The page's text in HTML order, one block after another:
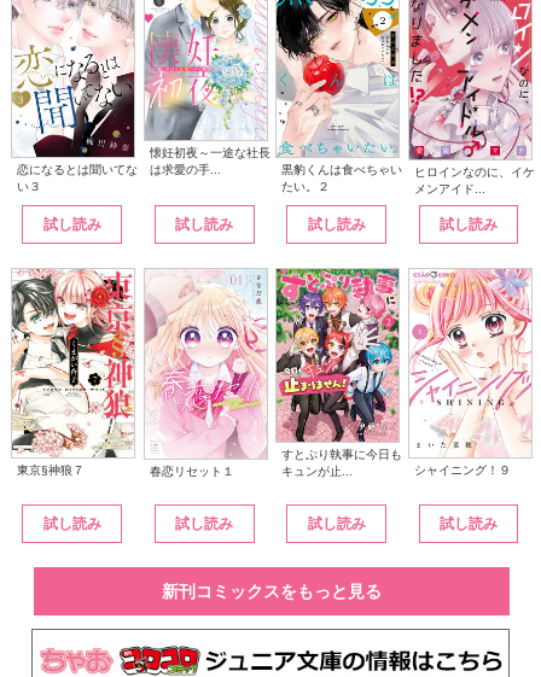
恋になるとは聞いてな
い３
試し読み
懐妊初夜～一途な社長
は求愛の手...
試し読み
黒豹くんは食べちゃい
たい。２
試し読み
ヒロインなのに、イケ
メンアイド...
試し読み
東京§神狼７
試し読み
春恋リセット１
試し読み
すとぷり執事に今日も
キュンが止...
試し読み
シャイニング！９
試し読み
新刊コミックスをもっと見る